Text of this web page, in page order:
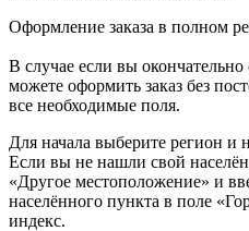
Оформление заказа в полном
В случае если вы
можете оформить заказ без
все необходимые поля.
Для начала выберите регион и
Если вы не нашли свой
«Другое местоположение» и
населённого пункта в поле
индекс.